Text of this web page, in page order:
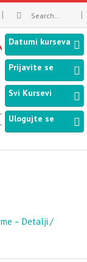
– Detalji
Datumi kurseva
Prijavite se
Svi Kursevi
Ulogujte se